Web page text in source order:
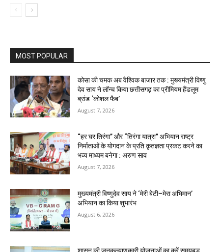
MOST POPULAR
कोसा की चमक अब वैश्विक बाजार तक : मुख्यमंत्री विष्णु
देव साय ने लॉन्च किया छत्तीसगढ़ का प्रीमियम हैंडलूम
ब्रांड ‘कोशल फैब’
August 7, 2026
“हर घर तिरंगा” और “तिरंगा यात्रा” अभियान राष्ट्र
निर्माताओं के योगदान के प्रति कृतज्ञता प्रकट करने का
भव्य माध्यम बनेगा : अरुण साव
August 7, 2026
मुख्यमंत्री विष्णुदेव साय ने ‘मेरी बेटी–मेरा अभिमान’
अभियान का किया शुभारंभ
August 6, 2026
शासन की जनकल्याणकारी योजनाओं का करें समयबद्ध